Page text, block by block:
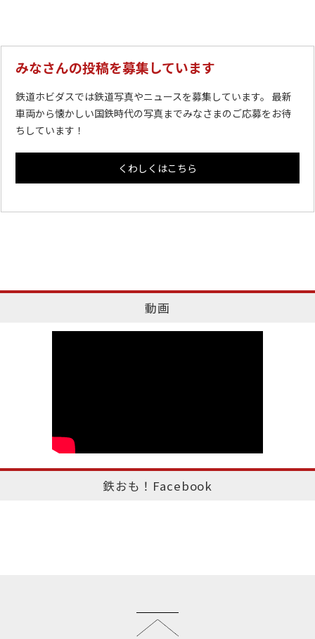
みなさんの投稿を募集しています
鉄道ホビダスでは鉄道写真やニュースを募集しています。 最新
車両から懐かしい国鉄時代の写真までみなさまのご応募をお待
ちしています！
くわしくはこちら
動画
鉄おも！Facebook